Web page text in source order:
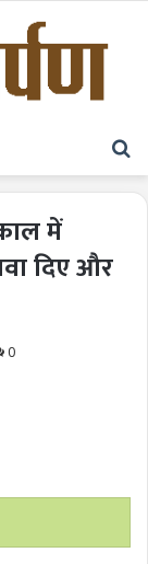
में
दिए और
0